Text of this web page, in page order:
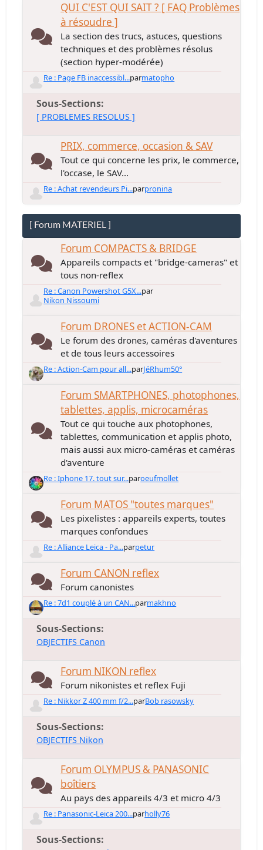
QUI C'EST QUI SAIT ? [ FAQ Problèmes
à résoudre ]
La section des trucs, astuces, questions
techniques et des problèmes résolus
(section hyper-modérée)
Re : Page FB inaccessibl...parmatopho
Sous-Sections
[ PROBLEMES RESOLUS ]
PRIX, commerce, occasion & SAV
Tout ce qui concerne les prix, le commerce,
l'occase, le SAV...
Re : Achat revendeurs Pi...parpronina
[ Forum MATERIEL ]
Forum COMPACTS & BRIDGE
Appareils compacts et "bridge-cameras" et
tous non-reflex
Re : Canon Powershot G5X...par
Nikon Nissoumi
Forum DRONES et ACTION-CAM
Le forum des drones, caméras d'aventures
et de tous leurs accessoires
Re : Action-Cam pour all...parJéRhum50°
Forum SMARTPHONES, photophones,
tablettes, applis, microcaméras
Tout ce qui touche aux photophones,
tablettes, communication et applis photo,
mais aussi aux micro-caméras et caméras
d'aventure
Re : Iphone 17. tout sur...paroeufmollet
Forum MATOS "toutes marques"
Les pixelistes : appareils experts, toutes
marques confondues
Re : Alliance Leica - Pa...parpetur
Forum CANON reflex
Forum canonistes
Re : 7d1 couplé à un CAN...parmakhno
Sous-Sections
OBJECTIFS Canon
Forum NIKON reflex
Forum nikonistes et reflex Fuji
Re : Nikkor Z 400 mm f/2...parBob rasowsky
Sous-Sections
OBJECTIFS Nikon
Forum OLYMPUS & PANASONIC
boîtiers
Au pays des appareils 4/3 et micro 4/3
Re : Panasonic-Leica 200...parholly76
Sous-Sections